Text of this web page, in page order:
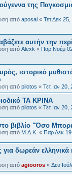
της
από aposal « Τετ Δεκ
αυτήν την
από Alexk « Παρ Νοέμ
ιστορικό
από pilotos « Τετ Ιαν
ΤΑ ΚΡΙΝΑ
από pilotos « Τετ Ιαν
βιβλίο "Όσο
από Μ.Δ.Κ. « Παρ Δεκ
για δωρεάν ελληνικά
από agiooros « Δευ